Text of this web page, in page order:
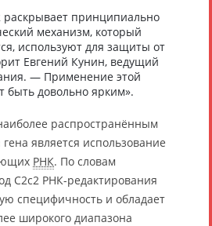
раскрывает принципиально
механизм, который
используют для защиты от
Евгений Кунин, ведущий
— Применение этой
быть довольно ярким».
распространённым
является использование
РНК. По словам
C2c2 РНК-редактирования
специфичность и обладает
широкого диапазона